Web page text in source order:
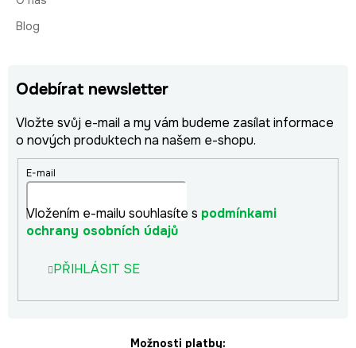
Blog
Odebírat newsletter
Vložte svůj e-mail a my vám budeme zasílat informace
o nových produktech na našem e-shopu.
E-mail
Vložením e-mailu souhlasíte s podmínkami
ochrany osobních údajů
PŘIHLÁSIT SE
Možnosti platby: